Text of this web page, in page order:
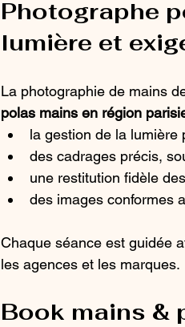
Photographe
lumière et
La photographie de mains
polas mains en région
la gestion de la lumière
des cadrages précis,
une restitution fidèle
des images conformes
Chaque séance est guidée
les agences et les marques.
Book mains &